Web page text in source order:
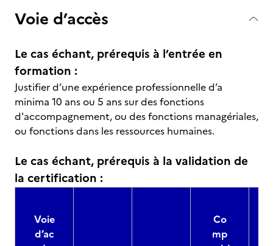
Voie d’accès
Le cas échant, prérequis à l’entrée en
formation :
Justifier d’une expérience professionnelle d’a
minima 10 ans ou 5 ans sur des fonctions
d'accompagnement, ou des fonctions managériales,
ou fonctions dans les ressources humaines.
Le cas échant, prérequis à la validation de
la certification :
Voie
d’ac
Co
mp